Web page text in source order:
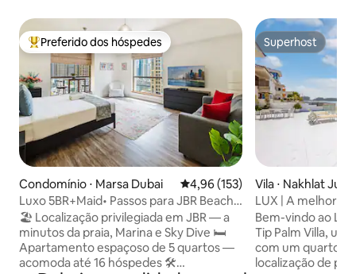
Entre os melhores preferidos dos hóspedes
Preferido dos hóspedes
Condomínio ⋅ Marsa Dubai 4,96 de uma avaliação média de
4,96 (153)
Luxo 5BR+Maid• Passos para JBR Beach,
Marina & Tram
🏖️ Localização privilegiada em JBR — a
minutos da praia, Marina e Sky Dive 🛏️
Apartamento espaçoso de 5 quartos —
acomoda até 16 hóspedes 🛠️
Superhost
Superhost
Vila ⋅ Nakhlat
LUX | A melhor
Bem-vindo ao
Tip Palm Villa,
com um quarto
localização de